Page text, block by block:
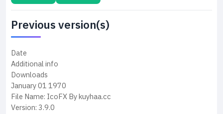
Previous version(s)
Date
Additional info
Downloads
January 011970
File Name: IcoFX By kuyhaa.cc
Version: 3.9.0